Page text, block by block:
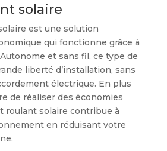
solaire
est une solution
qui fonctionne grâce à
et sans fil, ce type de
liberté d’installation, sans
électrique. En plus
de réaliser des économies
roulant solaire contribue à
en réduisant votre